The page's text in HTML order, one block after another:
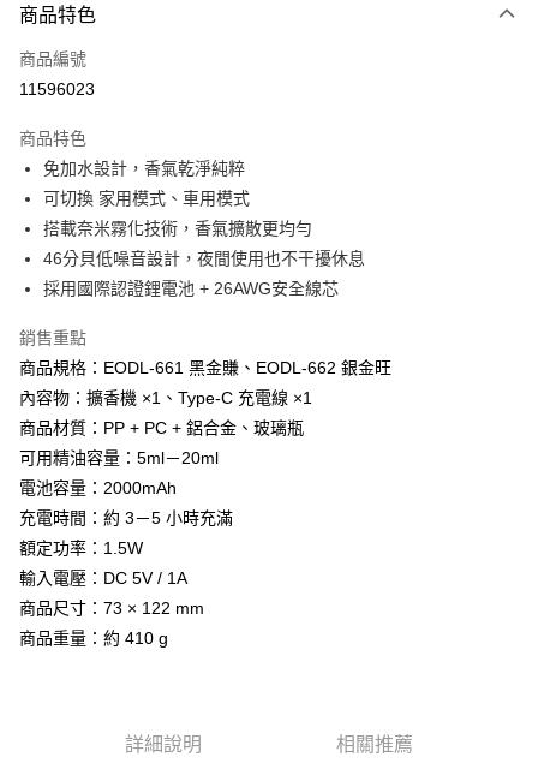
台灣樂天信用卡公司
玉山商業銀行
台灣樂天信用卡公司
元大商業銀行
台新國際商業銀行
台灣樂天信用卡公司
悠遊付
Google Pay
大哥付你分期
相關說明
【大哥付你分期使用說明】
1.本服務由台灣大哥大提供，台灣大哥大用戶可立即使用無須另外申請。
2.付款方式選擇「大哥付你分期」，訂單成立後會自動跳轉到大哥付的交易
流程，驗證手機門號後，選擇欲分期的期數、繳款截止日，確認付款後即完
3.實際核准額度、可分期數及費用金額請依後續交易確認頁面所載為準。
4.訂單成立30分鐘內，如未前往確認交易或遇審核未通過，訂單將自動取
消。如遇「轉專審核」未通過狀況，表示未達大哥付你分期系統評分，恕無
法說明評估內容。
【繳款方式說明】
1.分期款項不併入電信帳單，「大哥付你分期」於每月結算日後寄送繳費提
醒簡訊。
2.透過簡訊連結打開帳單後，可選擇「超商條碼／台灣大直營門市／銀行轉
帳／街口支付／iPASS MONEY」等通路繳費。
【注意事項】
用戶於交易時，得透過本服務購買商品或服務，並由商店將買賣／分期付款
買賣價金債權讓與本公司後，依約使用本公司帳單繳交帳款。
2.基於同意付款使用「大哥付你分期」之契約關係目的，商店將以您的個人
資料（包含姓名、電話或地址）提供予台灣大哥大進項蒐集、處理及利用，
AFTEE先享後付
相關說明
【關於「AFTEE先享後付」】
便利好安心！
１．簡單：不需註冊會員、不需綁卡、不需儲值。
２．便利：只要手機號碼，簡訊認證，即可結帳。
３．安心：先確認商品／服務後，再付款。
１．於結帳方式選擇「AFTEE先享後付」後，將跳轉至「AFTEE先享後付」
結帳頁面，進行簡訊認證並確認金額後，即可完成結帳。
２．訂單成立數日內，您將收到繳費通知簡訊。
３．收到繳費通知簡訊後14天內，點擊此簡訊中的連結，可透過四大超商／
ATM／網路銀行／等多元方式進行付款，方視為交易完成。
※ 請注意：結帳手續完成當下不需立刻繳費，但若您需要取消訂單，請聯絡
後付繳納相關費用。
※ 交易是否成功請以「AFTEE先享後付 」之結帳頁面顯示為準，若有關於
１．透過由恩沛科技股份有限公司提供之「AFTEE先享後付」服務完成之交
相關說明
「Hami Point」為中華電信所提供之點數服務，可於會員專區綁定中華電信
會員帳號後，即可在購物車使用 Hami Point 折抵消費金額 (1點等於1元)。
貨到付款
運送方式
全家取貨付款
每筆NT$80，滿NT$1,288(含以上)免運費
付款後全家取貨
每筆NT$80，滿NT$1,288(含以上)免運費
付款後萊爾富取貨
水 防疫必備
商品特色
商品編號
11596023
商品特色
免加水設計，香氣乾淨純粹
可切換 家用模式、車用模式
搭載奈米霧化技術，香氣擴散更均勻
46分貝低噪音設計，夜間使用也不干擾休息
採用國際認證鋰電池 + 26AWG安全線芯
銷售重點
商品規格：EODL-661 黑金賺、EODL-662 銀金旺
內容物：擴香機 ×1、Type-C 充電線 ×1
商品材質：PP + PC + 鋁合金、玻璃瓶
可用精油容量：5ml－20ml
電池容量：2000mAh
充電時間：約 3－5 小時充滿
額定功率：1.5W
輸入電壓：DC 5V / 1A
商品尺寸：73 × 122 mm
商品重量：約 410 g
詳細說明 相關推薦